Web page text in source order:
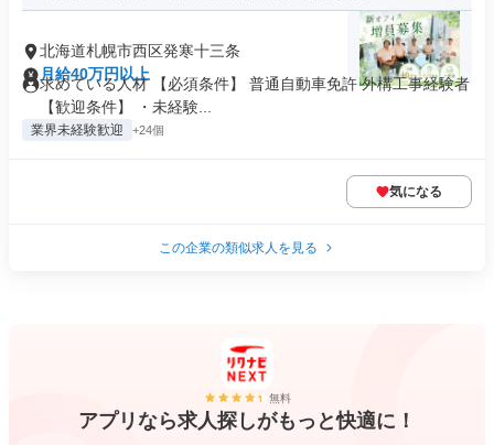
北海道札幌市西区発寒十三条
月給40万円以上
求めている人材 【必須条件】 普通自動車免許 外構工事経験者
【歓迎条件】 ・未経験...
業界未経験歓迎 +24個
気になる
この企業の類似求人を見る
無料
アプリなら求人探しがもっと快適に！